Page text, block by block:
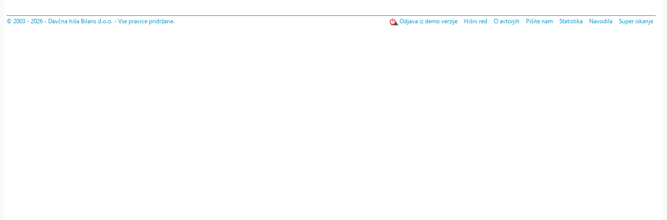
© 2003 - 2026 - Davčna hiša Bilans d.o.o. - Vse pravice pridržane. Odjava iz demo verzije Hišni red O avtorjih Pišite nam Statistika Navodila Super iskanje